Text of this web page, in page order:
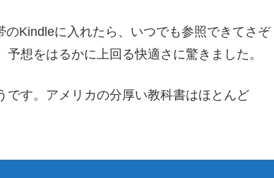
のKindleに入れたら、いつでも参照できてさぞ
想をはるかに上回る快適さに驚きました。
す。アメリカの分厚い教科書はほとんど